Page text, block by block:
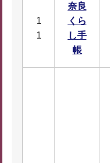
1
1
奈良
くら
し手
帳